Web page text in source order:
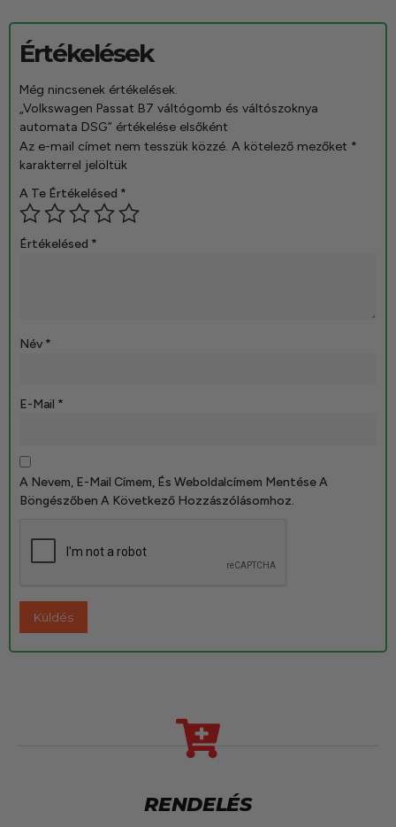
Értékelések
Még nincsenek értékelések.
„Volkswagen Passat B7 váltógomb és váltószoknya
automata DSG” értékelése elsőként
Az e-mail címet nem tesszük közzé. A kötelező mezőket *
karakterrel jelöltük
A Te Értékelésed *
Értékelésed *
Név *
E-Mail *
A Nevem, E-Mail Címem, És Weboldalcímem Mentése A
Böngészőben A Következő Hozzászólásomhoz.
RENDELÉS